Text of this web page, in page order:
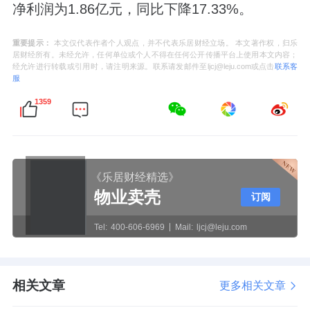
净利润为1.86亿元，同比下降17.33%。
重要提示：
本文仅代表作者个人观点，并不代表乐居财经立场。 本文著作权，归乐
居财经所有。未经允许，任何单位或个人不得在任何公开传播平台上使用本文内容；
经允许进行转载或引用时，请注明来源。联系请发邮件至ljcj@leju.com或点击联系客
服
1359
《乐居财经精选》
物业卖壳
Tel: 400-606-6969 Mail: ljcj@leju.com
订阅
相关文章 更多相关文章